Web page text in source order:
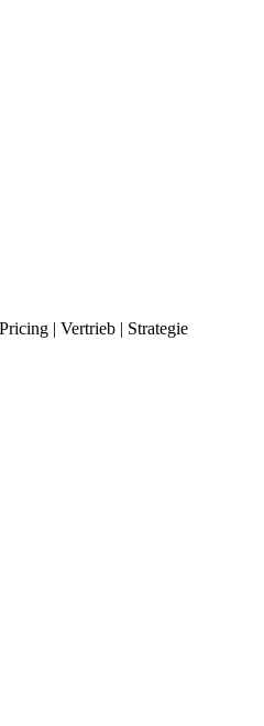
| Vertrieb | Strategie